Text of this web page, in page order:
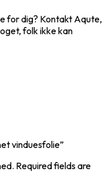
for dig? Kontakt Aqute,
folk ikke kan
vinduesfolie”
Required fields are